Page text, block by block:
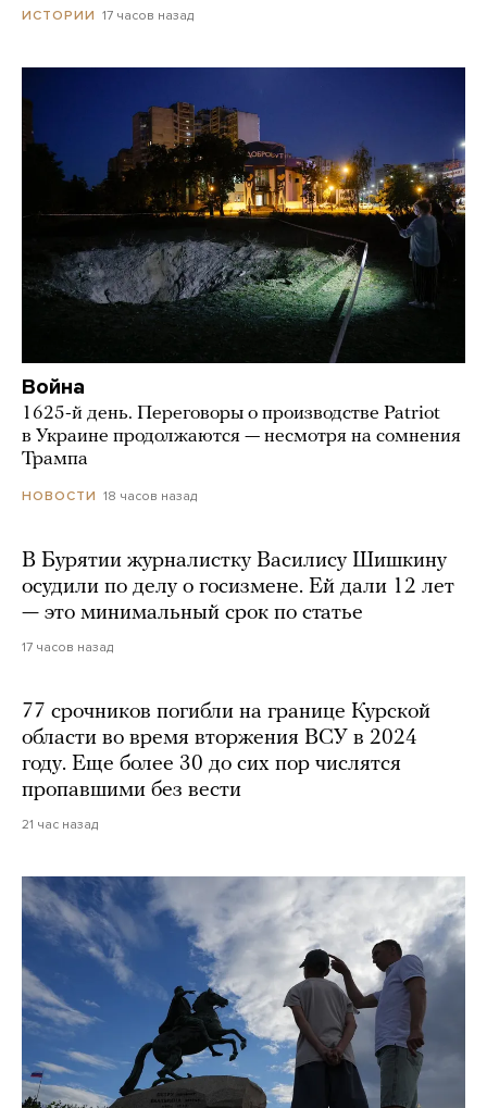
ИСТОРИИ 17 часов назад
Война
1625-й день. Переговоры о производстве Patriot
в Украине продолжаются — несмотря на сомнения
Трампа
НОВОСТИ 18 часов назад
В Бурятии журналистку Василису Шишкину
осудили по делу о госизмене. Ей дали 12 лет
— это минимальный срок по статье
17 часов назад
77 срочников погибли на границе Курской
области во время вторжения ВСУ в 2024
году. Еще более 30 до сих пор числятся
пропавшими без вести
21 час назад